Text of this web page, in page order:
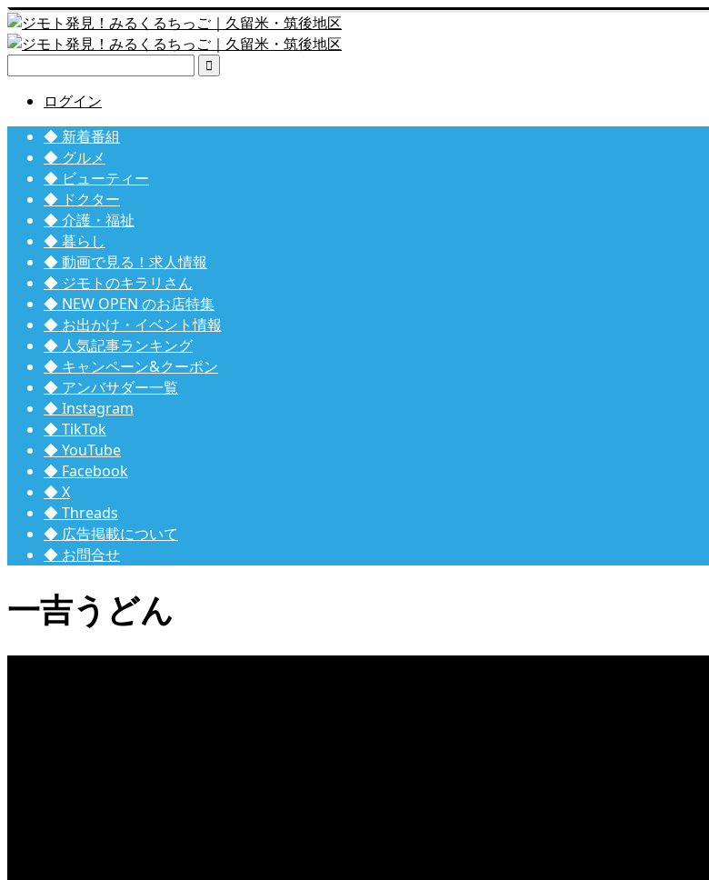

ログイン
◆ 新着番組
◆ グルメ
◆ ビューティー
◆ ドクター
◆ 介護・福祉
◆ 暮らし
◆ 動画で見る！求人情報
◆ ジモトのキラリさん
◆ NEW OPEN のお店特集
◆ お出かけ・イベント情報
◆ 人気記事ランキング
◆ キャンペーン&クーポン
◆ アンバサダー一覧
◆ Instagram
◆ TikTok
◆ YouTube
◆ Facebook
◆ X
◆ Threads
◆ 広告掲載について
◆ お問合せ
一吉うどん